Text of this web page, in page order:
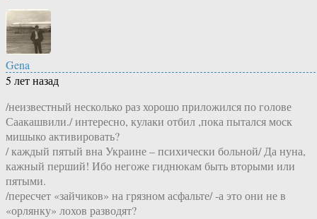
Gena
5 лет назад
/неизвестный несколько раз хорошо приложился по голове
Саакашвили./ интересно, кулаки отбил ,пока пытался моск
мишыко активировать?
/ каждый пятый вна Украине – психически больной/ Да нуна,
кажный перший! Ибо негоже гиднюкам быть вторыми или
пятыми.
/пересчет «зайчиков» на грязном асфальте/ -а это они не в
«орлянку» лохов разводят?